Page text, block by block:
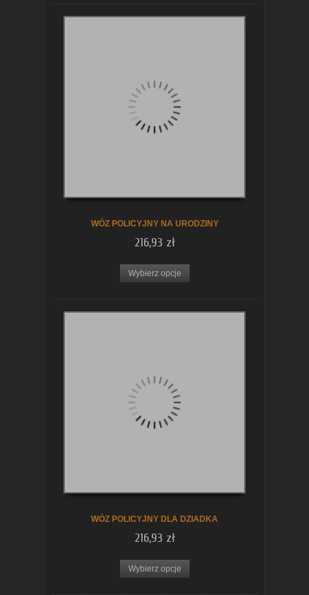
WÓZ POLICYJNY NA URODZINY
216,93 zł
Wybierz opcje
WÓZ POLICYJNY DLA DZIADKA
216,93 zł
Wybierz opcje